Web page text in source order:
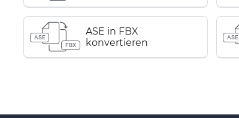
ASE
FBX
ASE in FBX
konvertieren
ASE